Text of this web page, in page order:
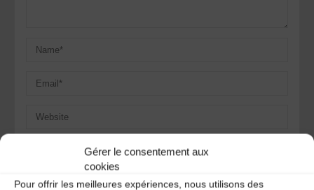
Gérer le consentement aux
cookies
Pour offrir les meilleures expériences, nous utilisons des
Save my name, email, and site URL in my browser for next
time I post a comment.